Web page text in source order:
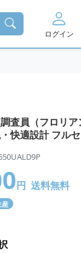
ログイン
査員（フロリ
快適設計 フル
円 送料無料
産